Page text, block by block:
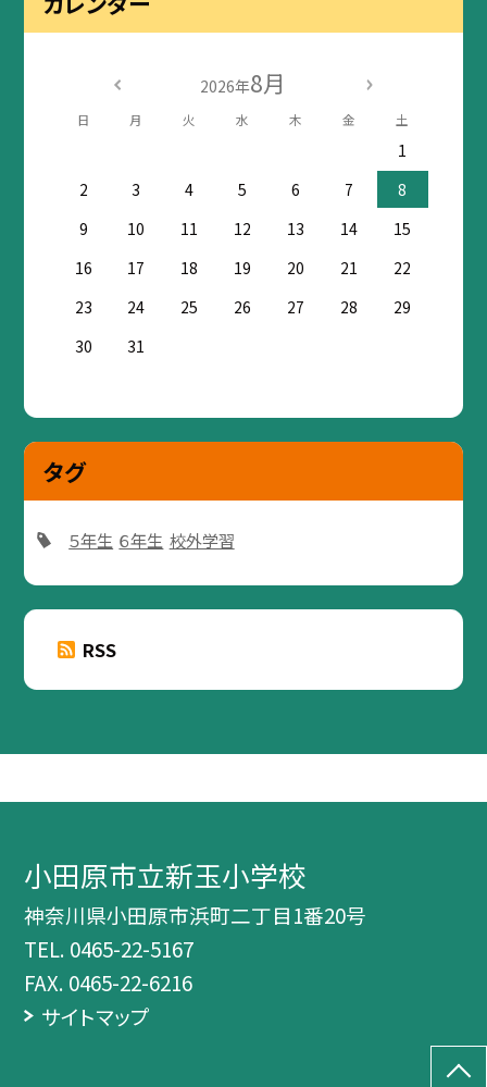
2026年8月
日 月 火 水 木 金 土
1
2
3 4 5 6 7
8
9
10 11 12 13 14
15
16
17 18 19 20 21
22
23
24 25 26 27 28
29
30
31
タグ
５年生 ６年生 校外学習
RSS
小田原市立新玉小学校
神奈川県小田原市浜町二丁目1番20号
TEL. 0465-22-5167
FAX. 0465-22-6216
サイトマップ